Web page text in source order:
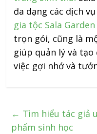
đa dạng các dịch
gia tộc Sala Garden
trọn gói, cũng là
giúp quản lý và
việc gợi nhớ và
← Tìm hiểu tác giả
phẩm sinh học